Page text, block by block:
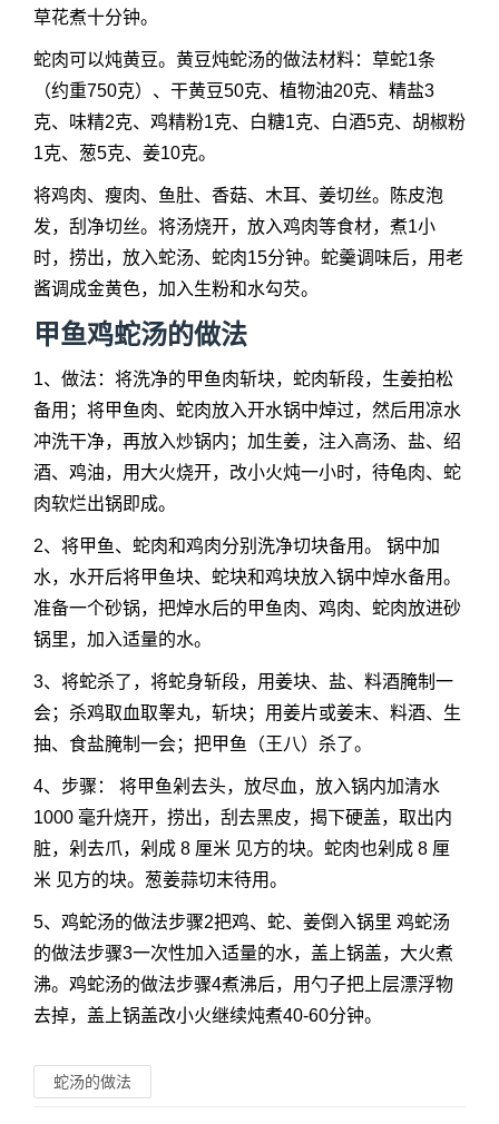
草花煮十分钟。
蛇肉可以炖黄豆。黄豆炖蛇汤的做法材料：草蛇1条
（约重750克）、干黄豆50克、植物油20克、精盐3
克、味精2克、鸡精粉1克、白糖1克、白酒5克、胡椒粉
1克、葱5克、姜10克。
将鸡肉、瘦肉、鱼肚、香菇、木耳、姜切丝。陈皮泡
发，刮净切丝。将汤烧开，放入鸡肉等食材，煮1小
时，捞出，放入蛇汤、蛇肉15分钟。蛇羹调味后，用老
酱调成金黄色，加入生粉和水勾芡。
甲鱼鸡蛇汤的做法
1、做法：将洗净的甲鱼肉斩块，蛇肉斩段，生姜拍松
备用；将甲鱼肉、蛇肉放入开水锅中焯过，然后用凉水
冲洗干净，再放入炒锅内；加生姜，注入高汤、盐、绍
酒、鸡油，用大火烧开，改小火炖一小时，待龟肉、蛇
肉软烂出锅即成。
2、将甲鱼、蛇肉和鸡肉分别洗净切块备用。 锅中加
水，水开后将甲鱼块、蛇块和鸡块放入锅中焯水备用。
准备一个砂锅，把焯水后的甲鱼肉、鸡肉、蛇肉放进砂
锅里，加入适量的水。
3、将蛇杀了，将蛇身斩段，用姜块、盐、料酒腌制一
会；杀鸡取血取睾丸，斩块；用姜片或姜末、料酒、生
抽、食盐腌制一会；把甲鱼（王八）杀了。
4、步骤： 将甲鱼剁去头，放尽血，放入锅内加清水
1000 毫升烧开，捞出，刮去黑皮，揭下硬盖，取出内
脏，剁去爪，剁成 8 厘米 见方的块。蛇肉也剁成 8 厘
米 见方的块。葱姜蒜切末待用。
5、鸡蛇汤的做法步骤2把鸡、蛇、姜倒入锅里 鸡蛇汤
的做法步骤3一次性加入适量的水，盖上锅盖，大火煮
沸。鸡蛇汤的做法步骤4煮沸后，用勺子把上层漂浮物
去掉，盖上锅盖改小火继续炖煮40-60分钟。
蛇汤的做法